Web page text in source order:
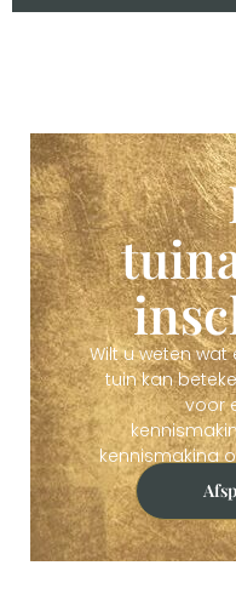
Wilt u weten
tuin kan
voor
kennismaking
een